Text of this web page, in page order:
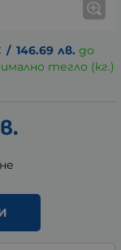
/ 146.69 лв. до
тегло (кг.)